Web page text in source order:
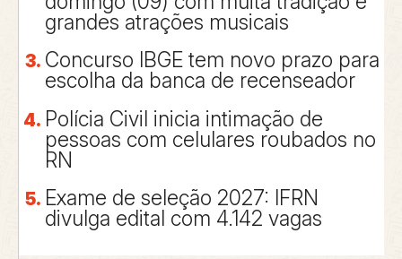
grandes atrações musicais
Concurso IBGE tem novo prazo para
escolha da banca de recenseador
Polícia Civil inicia intimação de
pessoas com celulares roubados no
RN
Exame de seleção 2027: IFRN
divulga edital com 4.142 vagas